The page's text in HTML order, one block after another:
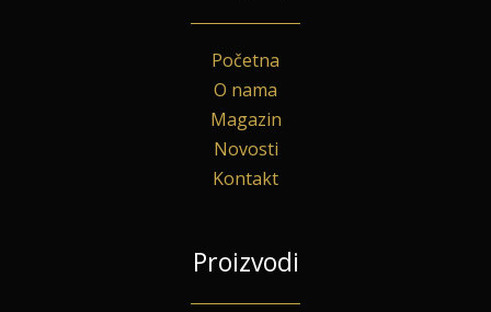
Početna
O nama
Magazin
Novosti
Kontakt
Proizvodi